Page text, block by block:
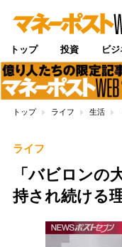
トップ 投資 ビ
トップ ライフ 生活
ライフ
「バビロンの
持され続ける